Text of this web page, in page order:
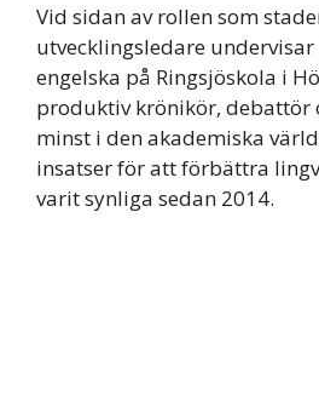
Vid sidan av rollen som
utvecklingsledare undervisar
engelska på Ringsjöskola i
produktiv krönikör, debattör
minst i den akademiska
insatser för att förbättra
varit synliga sedan 2014.